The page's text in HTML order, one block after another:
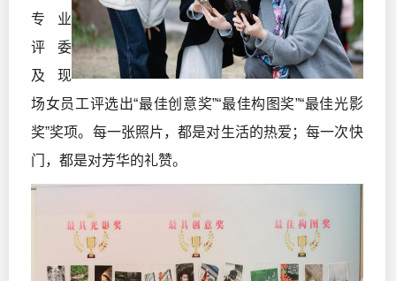
专业
评委
及现
场女员工评选出“最佳创意奖”“最佳构图奖”“最佳光影
奖”奖项。每一张照片，都是对生活的热爱；每一次快
门，都是对芳华的礼赞。